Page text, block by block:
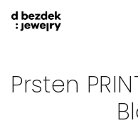
na
obsah
Prsten